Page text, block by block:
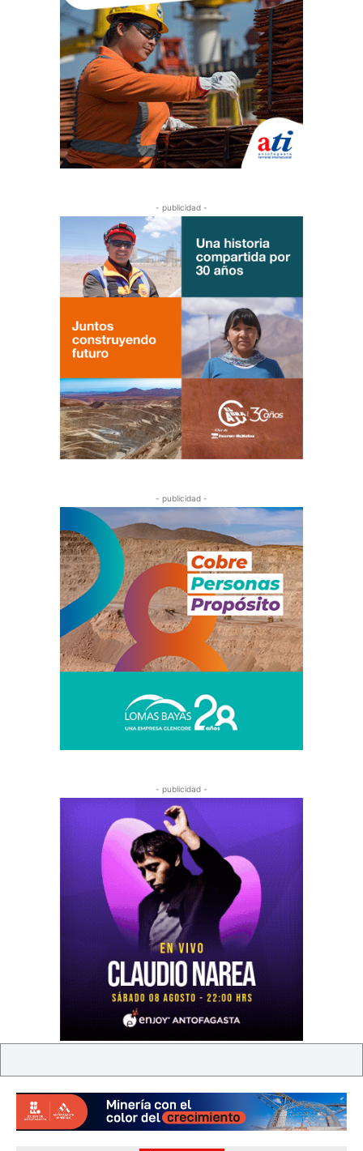
- publicidad -
- publicidad -
- publicidad -